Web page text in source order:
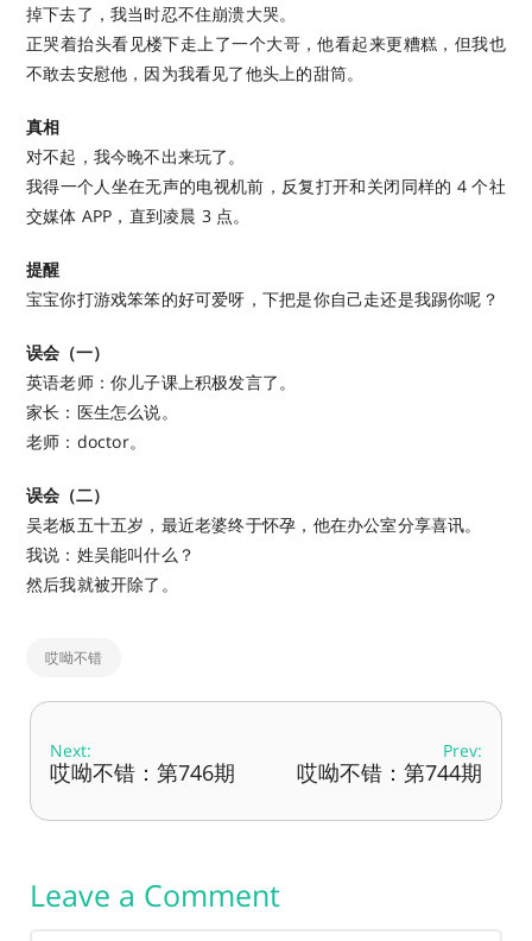
掉下去了，我当时忍不住崩溃大哭。
正哭着抬头看见楼下走上了一个大哥，他看起来更糟糕，但我也
不敢去安慰他，因为我看见了他头上的甜筒。
真相
对不起，我今晚不出来玩了。
我得一个人坐在无声的电视机前，反复打开和关闭同样的 4 个社
交媒体 APP，直到凌晨 3 点。
提醒
宝宝你打游戏笨笨的好可爱呀，下把是你自己走还是我踢你呢？
误会（一）
英语老师：你儿子课上积极发言了。
家长：医生怎么说。
老师：doctor。
误会（二）
吴老板五十五岁，最近老婆终于怀孕，他在办公室分享喜讯。
我说：姓吴能叫什么？
然后我就被开除了。
哎呦不错
Next:
哎呦不错：第746期
Prev:
哎呦不错：第744期
Leave a Comment